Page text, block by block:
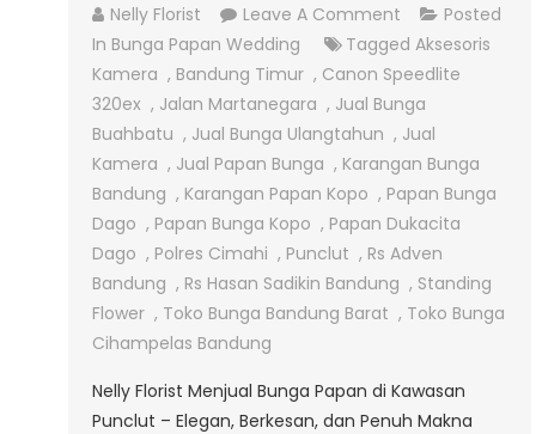
Nelly Florist Leave A Comment On
Jual
Bunga
Papan
Di
Kawasan
Punclut
Posted
In Bunga Papan Wedding TaggedAksesoris
Kamera , Bandung Timur , Canon Speedlite
320ex , Jalan Martanegara , Jual Bunga
Buahbatu , Jual Bunga Ulangtahun , Jual
Kamera , Jual Papan Bunga , Karangan Bunga
Bandung , Karangan Papan Kopo , Papan Bunga
Dago , Papan Bunga Kopo , Papan Dukacita
Dago , Polres Cimahi , Punclut , Rs Adven
Bandung , Rs Hasan Sadikin Bandung , Standing
Flower , Toko Bunga Bandung Barat , Toko Bunga
Cihampelas Bandung
Nelly Florist Menjual Bunga Papan di Kawasan
Punclut – Elegan, Berkesan, dan Penuh Makna